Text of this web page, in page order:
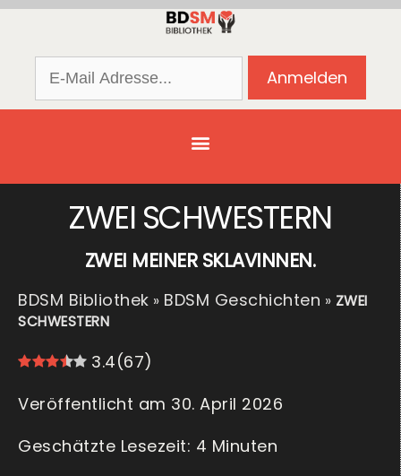
ZWEI SCHWESTERN
ZWEI MEINER SKLAVINNEN.
BDSM Bibliothek » BDSM Geschichten » ZWEI
SCHWESTERN
3.4(67)
Veröffentlicht am 30. April 2026